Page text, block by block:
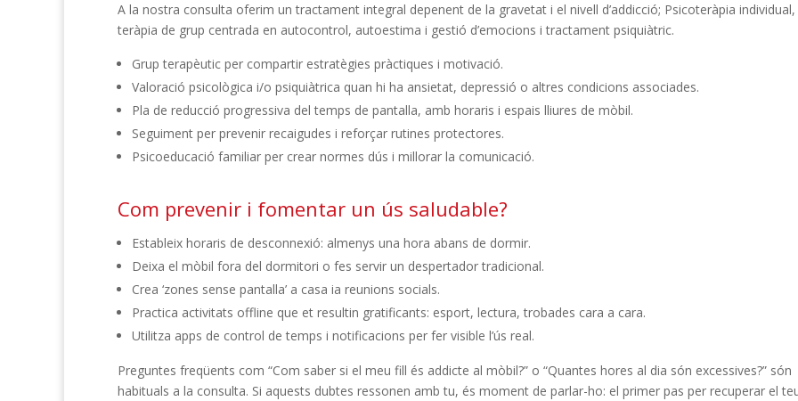
A la nostra consulta oferim un tractament integral depenent de la gravetat i el nivell d’addicció; Psicoteràpia individual,
teràpia de grup centrada en autocontrol, autoestima i gestió d’emocions i tractament psiquiàtric.
Grup terapèutic per compartir estratègies pràctiques i motivació.
Valoració psicològica i/o psiquiàtrica quan hi ha ansietat, depressió o altres condicions associades.
Pla de reducció progressiva del temps de pantalla, amb horaris i espais lliures de mòbil.
Seguiment per prevenir recaigudes i reforçar rutines protectores.
Psicoeducació familiar per crear normes dús i millorar la comunicació.
Com prevenir i fomentar un ús saludable?
Estableix horaris de desconnexió: almenys una hora abans de dormir.
Deixa el mòbil fora del dormitori o fes servir un despertador tradicional.
Crea ‘zones sense pantalla’ a casa ia reunions socials.
Practica activitats offline que et resultin gratificants: esport, lectura, trobades cara a cara.
Utilitza apps de control de temps i notificacions per fer visible l’ús real.
Preguntes freqüents com “Com saber si el meu fill és addicte al mòbil?” o “Quantes hores al dia són excessives?” són
habituals a la consulta. Si aquests dubtes ressonen amb tu, és moment de parlar-ho: el primer pas per recuperar el